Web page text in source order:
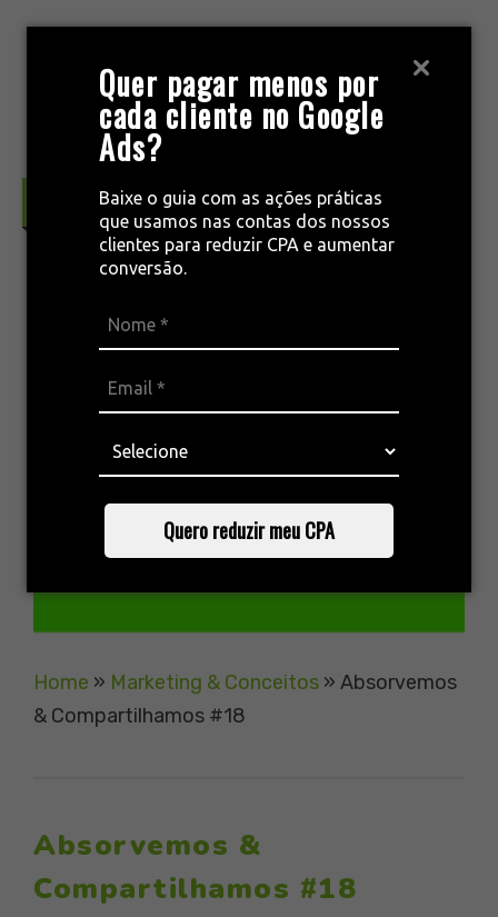
Quer pagar menos por
cada cliente no Google
Ads?
Baixe o guia com as ações práticas
que usamos nas contas dos nossos
clientes para reduzir CPA e aumentar
conversão.
Quero reduzir meu CPA
Marketing & Conceitos
Home » Marketing & Conceitos » Absorvemos
& Compartilhamos #18
Absorvemos &
Compartilhamos #18